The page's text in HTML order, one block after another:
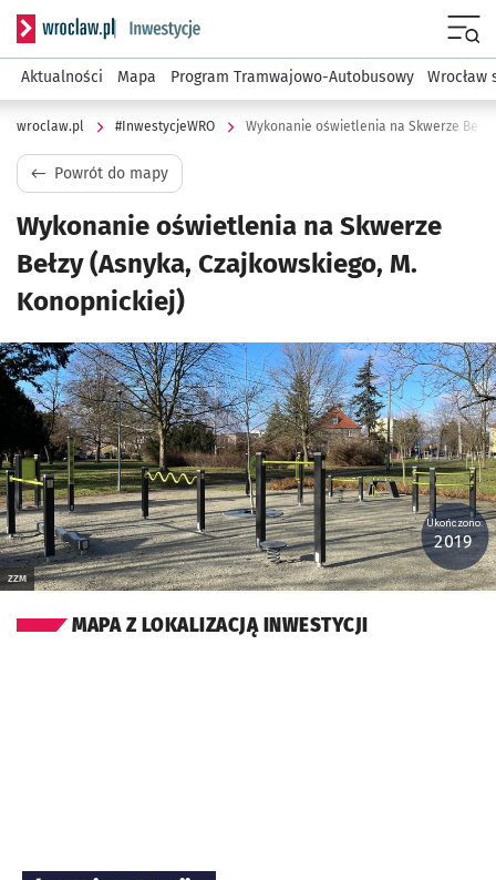
Serwis informacyjny wroclaw.pl podserwis:
Aktualności Mapa Program Tramwajowo-Autobusowy Wrocław
wroclaw.pl #InwestycjeWRO
Powrót do mapy
Wykonanie oświetlenia na Skwerze
Bełzy (Asnyka, Czajkowskiego, M.
Konopnickiej)
Kliknij, aby powiększyć
ZZM
Ukończono:
2019
MAPA Z LOKALIZACJĄ INWESTYCJI